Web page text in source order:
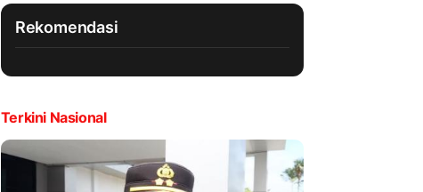
Rekomendasi
Terkini Nasional